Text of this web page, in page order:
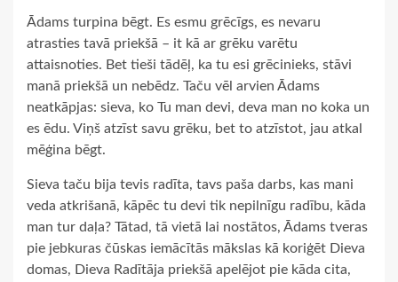
Ādams turpina bēgt. Es esmu grēcīgs, es nevaru
atrasties tavā priekšā – it kā ar grēku varētu
attaisnoties. Bet tieši tādēļ, ka tu esi grēcinieks, stāvi
manā priekšā un nebēdz. Taču vēl arvien Ādams
neatkāpjas: sieva, ko Tu man devi, deva man no koka un
es ēdu. Viņš atzīst savu grēku, bet to atzīstot, jau atkal
mēģina bēgt.
Sieva taču bija tevis radīta, tavs paša darbs, kas mani
veda atkrišanā, kāpēc tu devi tik nepilnīgu radību, kāda
man tur daļa? Tātad, tā vietā lai nostātos, Ādams tveras
pie jebkuras čūskas iemācītās mākslas kā koriģēt Dieva
domas, Dieva Radītāja priekšā apelējot pie kāda cita,